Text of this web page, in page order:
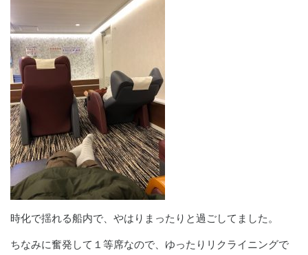
時化で揺れる船内で、やはりまったりと過ごしてました。
ちなみに奮発して１等席なので、ゆったりリクライニングで